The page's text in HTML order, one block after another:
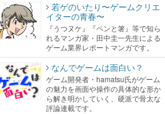
若ゲのいたり〜ゲームクリエ
イターの青春〜
『うつヌケ』『ペンと箸』等で知ら
れるマンガ家・田中圭一先生による
ゲーム業界レポートマンガです。
なんでゲームは面白い？
ゲーム開発者・hamatsu氏がゲーム
の魅力を画面や操作の具体的な形か
ら解き明かしていく、硬派で骨太な
評論連載です。